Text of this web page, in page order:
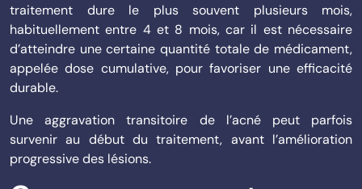
traitement dure le plus souvent plusieurs mois,
habituellement entre 4 et 8 mois, car il est nécessaire
d’atteindre une certaine quantité totale de médicament,
appelée dose cumulative, pour favoriser une efficacité
durable.
Une aggravation transitoire de l’acné peut parfois
survenir au début du traitement, avant l’amélioration
progressive des lésions.